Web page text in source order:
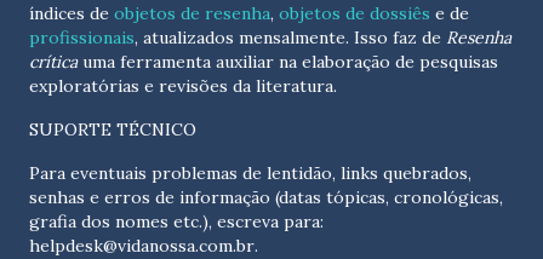
índices de objetos de resenha, objetos de dossiês e de
profissionais, atualizados mensalmente. Isso faz de Resenha
críticauma ferramenta auxiliar na elaboração de pesquisas
exploratórias e revisões da literatura.
SUPORTE TÉCNICO
Para eventuais problemas de lentidão, links quebrados,
senhas e erros de informação (datas tópicas, cronológicas,
helpdesk@vidanossa.com.br.